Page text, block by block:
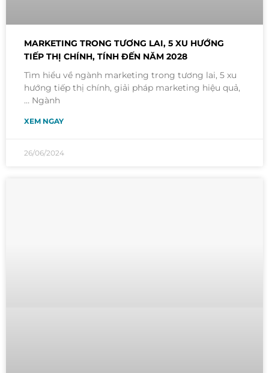
MARKETING TRONG TƯƠNG LAI, 5 XU HƯỚNG
TIẾP THỊ CHÍNH, TÍNH ĐẾN NĂM 2028
Tìm hiểu về ngành marketing trong tương lai, 5 xu
hướng tiếp thị chính, giải pháp marketing hiệu quả,
… Ngành
XEM NGAY
26/06/2024